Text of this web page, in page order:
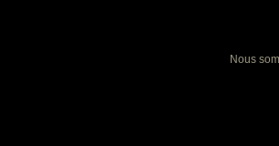
Nous